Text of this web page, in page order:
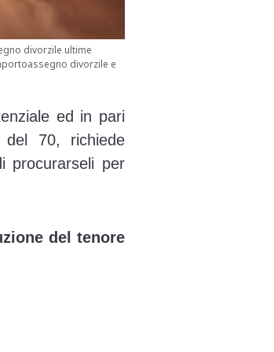
divorzile ultime
divorzile e
ed in pari
70, richiede
procurarseli per
del tenore